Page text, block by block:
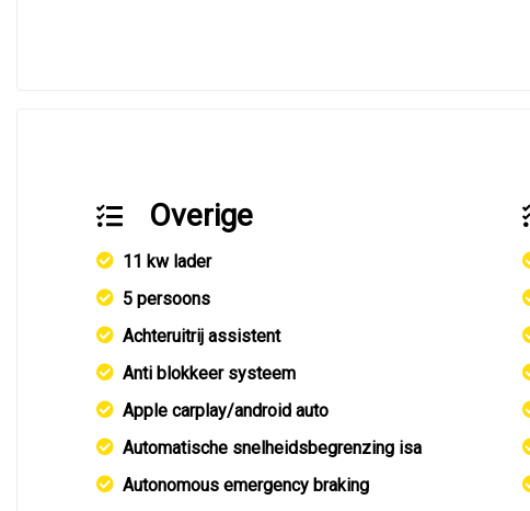
Overige
11 kw lader
5 persoons
Achteruitrij assistent
Anti blokkeer systeem
Apple carplay/android auto
Automatische snelheidsbegrenzing isa
Autonomous emergency braking